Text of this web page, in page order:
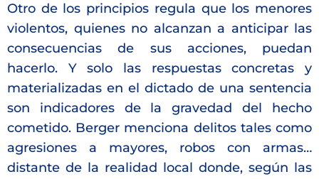
Otro de los principios regula que los menores
violentos, quienes no alcanzan a anticipar las
consecuencias de sus acciones, puedan
hacerlo. Y solo las respuestas concretas y
materializadas en el dictado de una sentencia
son indicadores de la gravedad del hecho
cometido. Berger menciona delitos tales como
agresiones a mayores, robos con armas…
distante de la realidad local donde, según las